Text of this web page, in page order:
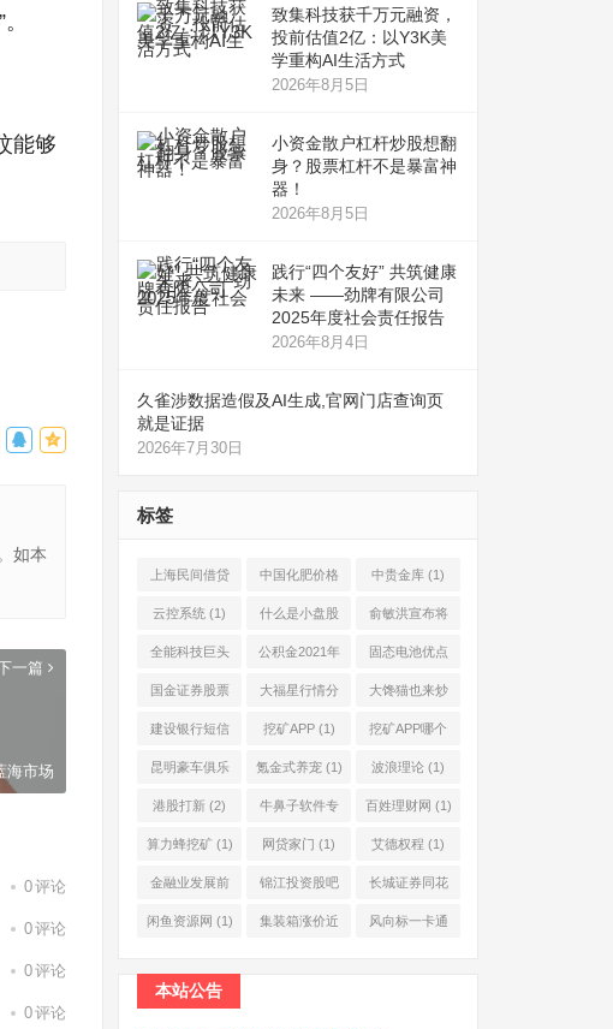
能够
如本
一篇
海市场
0评论
0评论
0评论
0评论
致集科技获千万元融资，
投前估值2亿：以Y3K美
学重构AI生活方式
2026年8月5日
小资金散户杠杆炒股想翻
身？股票杠杆不是暴富神
器！
2026年8月5日
践行“四个友好” 共筑健康
未来 ——劲牌有限公司
2025年度社会责任报告
2026年8月4日
久雀涉数据造假及AI生成,官网门店查询页
就是证据
2026年7月30日
标签
上海民间借贷
公司(1)
中国化肥价格
网(1)
中贵金库 (1)
云控系统 (1) 什么是小盘股
(2)
俞敏洪宣布将
退休(1)
全能科技巨头
(1)
公积金2021年
起不允许提取
固态电池优点
(1)
国金证券股票
(2)
大福星行情分
析系统(1)
大馋猫也来炒
股票(1)
建设银行短信
服务费(1)
挖矿APP(1) 挖矿APP哪个
靠谱(1)
昆明豪车俱乐
部(1)
氪金式养宠(1) 波浪理论 (1)
港股打新 (2) 牛鼻子软件专
业版(1)
百姓理财网 (1)
算力蜂挖矿(1) 网贷家门 (1) 艾德权程 (1)
金融业发展前
景(1)
锦江投资股吧
(1)
长城证券同花
顺(1)
闲鱼资源网 (1) 集装箱涨价近 风向标一卡通
本站公告